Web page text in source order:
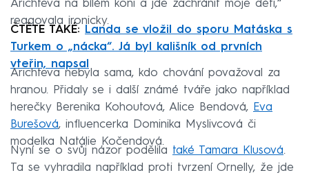
Arichteva na bílém koni a jde zachránit moje děti,“
reagovala ironicky.
ČTĚTE TAKÉ:
Landa se vložil do sporu Matáska s
Turkem o „nácka“. Já byl kališník od prvních
vteřin, napsal
Arichteva nebyla sama, kdo chování považoval za
hranou. Přidaly se i další známé tváře jako například
herečky Berenika Kohoutová, Alice Bendová, Eva
Burešová, influencerka Dominika Myslivcová či
modelka Natálie Kočendová.
Nyní se o svůj názor podělila také Tamara Klusová.
Ta se vyhradila například proti tvrzení Ornelly, že jde